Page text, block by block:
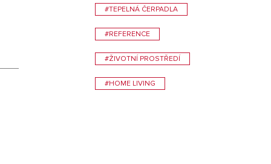
VISIT
#TEPELNÁ ČERPADLA
#REFERENCE
#ŽIVOTNÍ PROSTŘEDÍ
#HOME LIVING